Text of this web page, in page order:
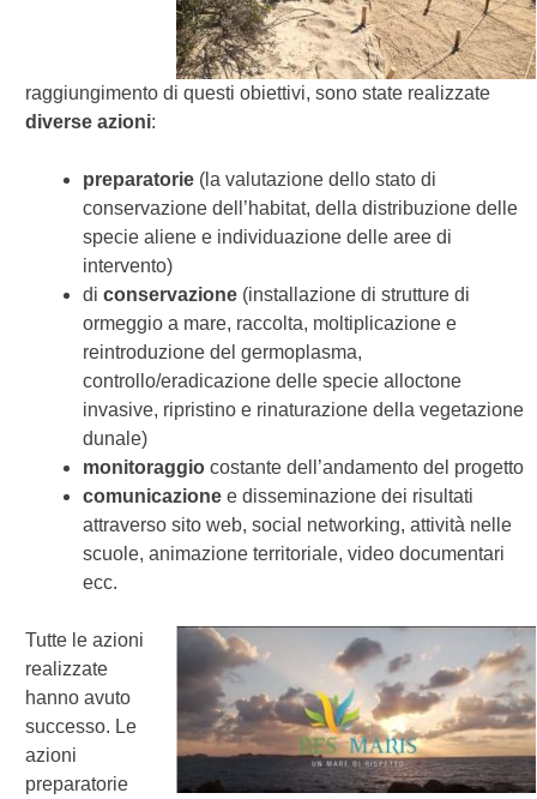
raggiungimento di questi obiettivi, sono state realizzate
diverse azioni:
preparatorie (la valutazione dello stato di
conservazione dell’habitat, della distribuzione delle
specie aliene e individuazione delle aree di
intervento)
diconservazione (installazione di strutture di
ormeggio a mare, raccolta, moltiplicazione e
reintroduzione del germoplasma,
controllo/eradicazione delle specie alloctone
invasive, ripristino e rinaturazione della vegetazione
dunale)
monitoraggio costante dell’andamento del progetto
comunicazione e disseminazione dei risultati
attraverso sito web, social networking, attività nelle
scuole, animazione territoriale, video documentari
ecc.
Tutte le azioni
realizzate
hanno avuto
successo. Le
azioni
preparatorie